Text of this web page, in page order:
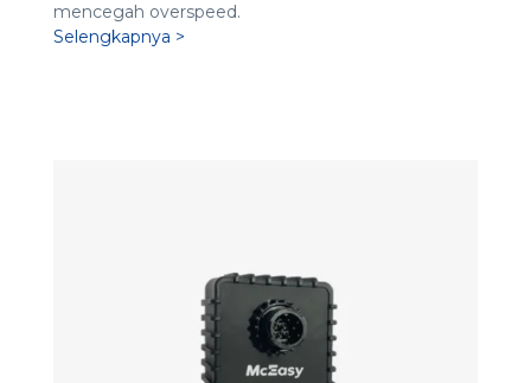
mencegah overspeed.
Selengkapnya >